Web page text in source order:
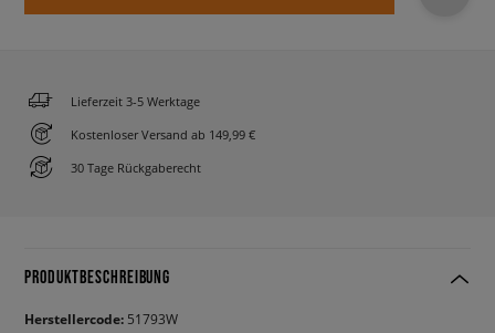
Lieferzeit 3-5 Werktage
Kostenloser Versand ab 149,99 €
30 Tage Rückgaberecht
PRODUKTBESCHREIBUNG
Herstellercode: 51793W